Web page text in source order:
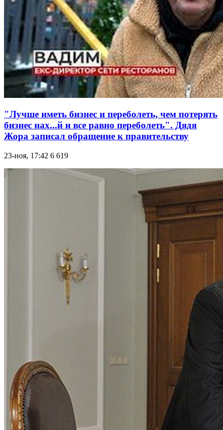
"Лучше иметь бизнес и переболеть, чем потерять
бизнес нах...й и все равно переболеть". Дядя
Жора записал обращение к правительству
23-ноя, 17:42 6 619